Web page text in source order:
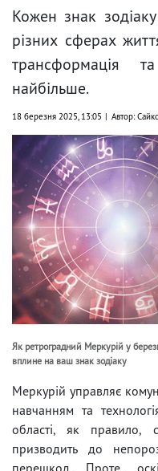
Кожен знак
різних сферах
трансформація
найбільше.
18 березня 2025, 13:05 Автор:
Як ретроградний Меркурій у
вплине на ваш знак зодіаку
Меркурій управляє
навчанням та
області, як правило,
призводить до
перешкод. Проте,